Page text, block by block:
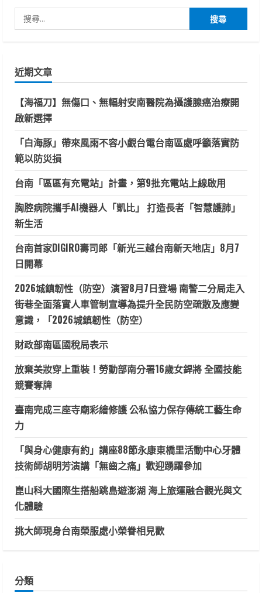
尋
字:
近期文章
【海福刀】無傷口、無輻射安南醫院為攝護腺癌治療開
啟新選擇
「白海豚」帶來風雨不容小覷台電台南區處呼籲落實防
範以防災損
台南「區區有充電站」計畫，第9批充電站上線啟用
胸腔病院攜手AI機器人「凱比」 打造長者「智慧護肺」
新生活
台南首家DIGIRO壽司郎「新光三越台南新天地店」8月7
日開幕
2026城鎮韌性（防空）演習8月7日登場 南警二分局走入
街巷全面落實人車管制宣導為提升全民防空疏散及應變
意識，「2026城鎮韌性（防空）
財政部南區國稅局表示
放棄美妝穿上重裝！勞動部南分署16歲女銲將 全國技能
競賽奪牌
臺南完成三座寺廟彩繪修護 公私協力保存傳統工藝生命
力
「與身心健康有約」講座88節永康東橋里活動中心牙體
技術師胡明芳演講「無齒之痛」歡迎踴躍參加
崑山科大國際生搭船跳島遊澎湖 海上旅運融合觀光與文
化體驗
挑大師現身台南榮服處小榮眷相見歡
分類